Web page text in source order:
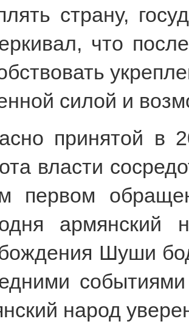
страну,
что
силой и
принятой в
власти
первом
Шуши
народ